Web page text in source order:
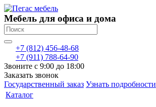
Мебель для офиса и дома
+7 (812) 456-48-68
+7 (911) 788-64-90
Звоните с 9:00 до 18:00
Заказать звонок
Государственный заказ Узнать подробности
Каталог